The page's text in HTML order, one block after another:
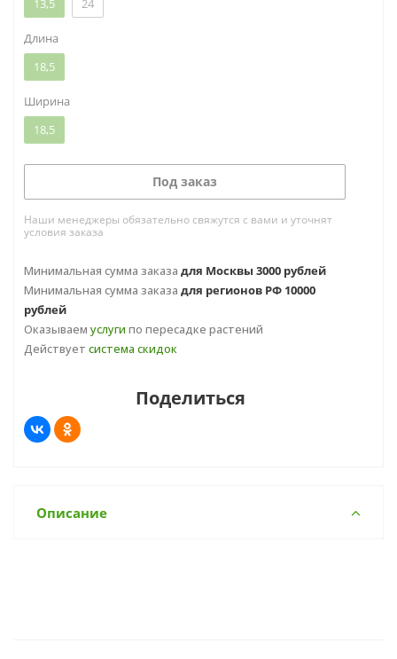
13,5
24
Длина
18,5
Ширина
18,5
Под заказ
Наши менеджеры обязательно свяжутся с вами и уточнят
условия заказа
Минимальная сумма заказа для Москвы 3000 рублей
Минимальная сумма заказа для регионов РФ 10000
рублей
Оказываем услуги по пересадке растений
Действует система скидок
Поделиться
Описание